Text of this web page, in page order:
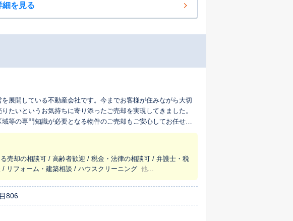
細を見る
展開している不動産会社です。今までお客様が住みながら大切
たいというお気持ちに寄り添ったご売却を実現してきました。
等の専門知識が必要となる物件のご売却もご安心してお任せく
売却の相談可 / 高齢者歓迎 / 税金・法律の相談可 / 弁護士・税
リフォーム・建築相談 / ハウスクリーニング 他...
806